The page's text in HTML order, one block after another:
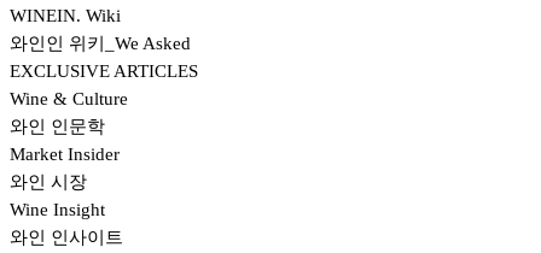
WINEIN. Wiki
와인인 위키_We Asked
EXCLUSIVE ARTICLES
Wine & Culture
와인 인문학
Market Insider
와인 시장
Wine Insight
와인 인사이트